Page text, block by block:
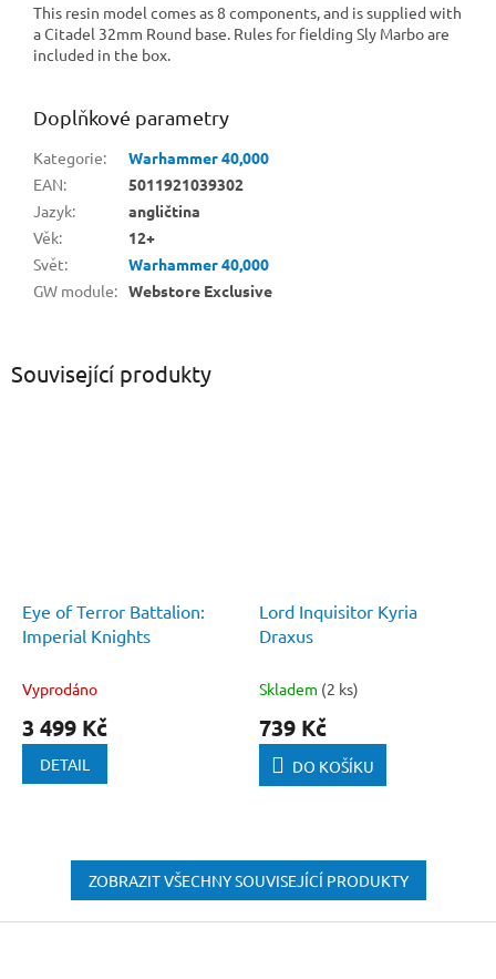
Související produkty
Eye of Terror Battalion:
Imperial Knights
Vyprodáno
3 499 Kč
DETAIL
Lord Inquisitor Kyria
Draxus
Skladem (2 ks)
739 Kč
DO KOŠÍKU
ZOBRAZIT VŠECHNY SOUVISEJÍCÍ PRODUKTY
This resin model comes as 8 components, and is supplied with
a Citadel 32mm Round base. Rules for fielding Sly Marbo are
included in the box.
Doplňkové parametry
Kategorie:
Warhammer 40,000
EAN:
5011921039302
Jazyk:
angličtina
Věk:
12+
Svět:
Warhammer 40,000
GW module: Webstore Exclusive
Z